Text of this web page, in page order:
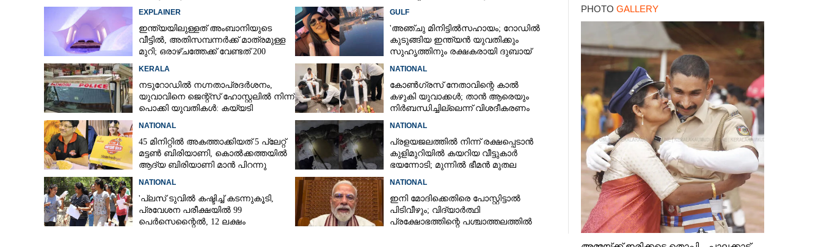
EXPLAINER
ഇന്ത്യയിലുള്ളത് അംബാനിയുടെ
വീട്ടിൽ, അതിസമ്പന്നർക്ക് മാത്രമുള്ള
മുറി; ഒരാഴ്‌ചത്തേക്ക് വേണ്ടത് 200
GULF
'അഞ്ചു മിനിട്ടിൽസഹായം; റോഡിൽ
കുടുങ്ങിയ ഇന്ത്യൻ യുവതിക്കും
സുഹൃത്തിനും രക്ഷകരായി ദുബായ്
KERALA
നടുറോഡിൽ നഗ്നതാപ്രദർശനം,
യുവാവിനെ ജെന്റ്സ് ഹോസ്റ്റലിൽ നിന്ന്
പൊക്കി യുവതികൾ: കയ്യടി
NATIONAL
കോൺഗ്രസ് നേതാവിന്റെ കാൽ
കഴുകി യുവാക്കൾ; താൻ ആരെയും
നിർബന്ധിച്ചില്ലെന്ന് വിശദീകരണം
NATIONAL
45 മിനിറ്റിൽ അകത്താക്കിയത് 5 പ്ലേറ്റ്
മട്ടൺ ബിരിയാണി, കൊൽക്കത്തയിൽ
ആദ്യ ബിരിയാണി മാൻ പിറന്നു
NATIONAL
പ്രളയജലത്തിൽ നിന്ന് രക്ഷപ്പെടാൻ
കുളിമുറിയിൽ കയറിയ വീട്ടുകാർ
ഭയന്നോടി; മുന്നിൽ ഭീമൻ മുതല
NATIONAL
'പ്ലസ് ടുവിൽ കഷ്ടിച്ച് കടന്നുകൂടി,
പ്രവേശന പരീക്ഷയിൽ 99
പെർസെന്റൈൽ, 12 ലക്ഷം
NATIONAL
ഇനി മോദിക്കെതിരെ പോസ്റ്റിട്ടാൽ
പിടിവീഴും; വിദ്യാർത്ഥി
പ്രക്ഷോഭത്തിന്റെ പശ്ചാത്തലത്തിൽ
PHOTO GALLERY